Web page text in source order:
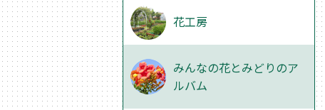
花工房
みんなの花とみどりのア
ルバム